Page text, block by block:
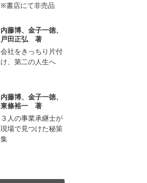
※書店にて非売品
内藤博、金子一徳、
戸田正弘 著
会社をきっちり片付
け、第二の人生へ
内藤博、金子一徳、
東條裕一 著
３人の事業承継士が
現場で見つけた秘策
集